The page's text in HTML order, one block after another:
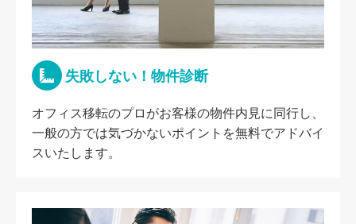
失敗しない！物件診断
オフィス移転のプロがお客様の物件内見に同行し、
一般の方では気づかないポイントを無料でアドバイ
スいたします。